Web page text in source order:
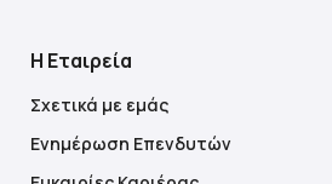
Η Εταιρεία
Σχετικά με εμάς
Ενημέρωση Επενδυτών